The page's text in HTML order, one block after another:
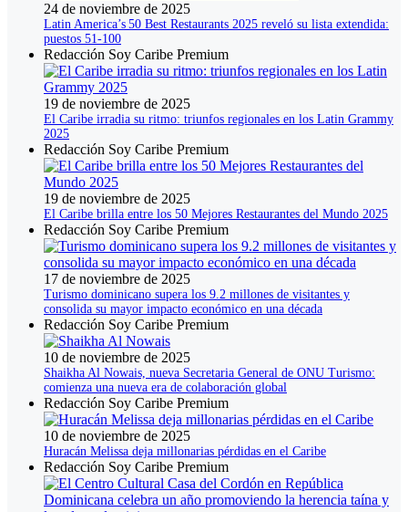
24 de noviembre de 2025
Latin America’s 50 Best Restaurants 2025 reveló su lista extendida:
puestos 51‑100
Redacción Soy Caribe Premium
19 de noviembre de 2025
El Caribe irradia su ritmo: triunfos regionales en los Latin Grammy
2025
Redacción Soy Caribe Premium
19 de noviembre de 2025
El Caribe brilla entre los 50 Mejores Restaurantes del Mundo 2025
Redacción Soy Caribe Premium
17 de noviembre de 2025
Turismo dominicano supera los 9.2 millones de visitantes y
consolida su mayor impacto económico en una década
Redacción Soy Caribe Premium
10 de noviembre de 2025
Shaikha Al Nowais, nueva Secretaria General de ONU Turismo:
comienza una nueva era de colaboración global
Redacción Soy Caribe Premium
10 de noviembre de 2025
Huracán Melissa deja millonarias pérdidas en el Caribe
Redacción Soy Caribe Premium